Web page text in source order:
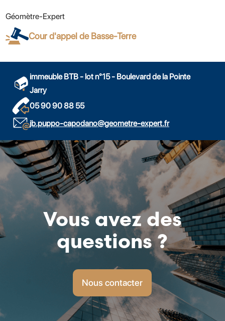
Géomètre-Expert
Cour d'appel de Basse-Terre
immeuble BTB - lot n°15 - Boulevard de la Pointe
Jarry
05 90 90 88 55
jb.puppo-capodano@geometre-expert.fr
Vous avez des
questions ?
Nous contacter